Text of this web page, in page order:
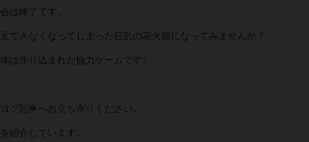
は終了です。
できなくなってしまった狂乱の花火師になってみませんか？
は作り込まれた協力ゲームです）
グ記事へお立ち寄りください。
紹介しています。